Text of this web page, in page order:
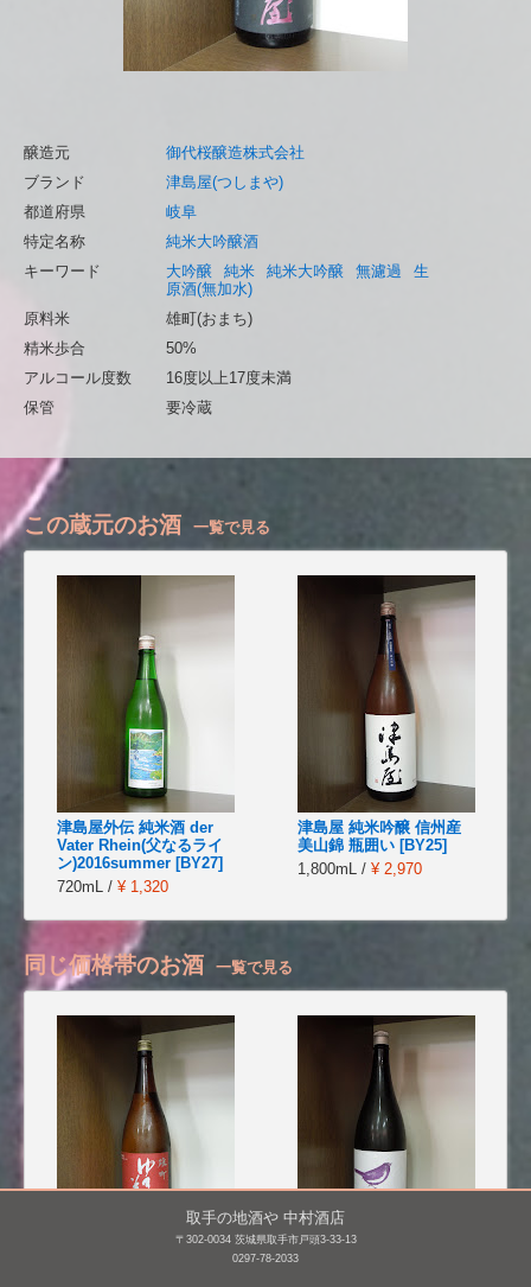
醸造元
御代桜醸造株式会社
ブランド
津島屋(つしまや)
都道府県
岐阜
特定名称
純米大吟醸酒
キーワード
大吟醸 純米 純米大吟醸 無濾過
生
原酒(無加水)
原料米
雄町(おまち)
精米歩合
50%
アルコール度数
16度以上17度未満
保管
要冷蔵
この蔵元のお酒 一覧で見る
津島屋外伝 純米酒 der
Vater Rhein(父なるライ
ン)2016summer [BY27]
720mL / ¥ 1,320
津島屋 純米吟醸 信州産
美山錦 瓶囲い [BY25]
1,800mL / ¥ 2,970
同じ価格帯のお酒 一覧で見る
庭のうぐいす 純米吟醸
取手の地酒や 中村酒店
〒302-0034 茨城県取手市戸頭3-33-13
0297-78-2033